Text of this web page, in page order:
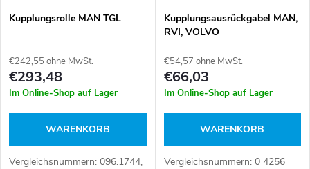
Kupplungsrolle MAN TGL
€242,55 ohne MwSt.
€293,48
Im Online-Shop auf Lager
WARENKORB
Vergleichsnummern: 096.1744,
Kupplungsausrückgabel MAN,
RVI, VOLVO
€54,57 ohne MwSt.
€66,03
Im Online-Shop auf Lager
WARENKORB
Vergleichsnummern: 0 4256